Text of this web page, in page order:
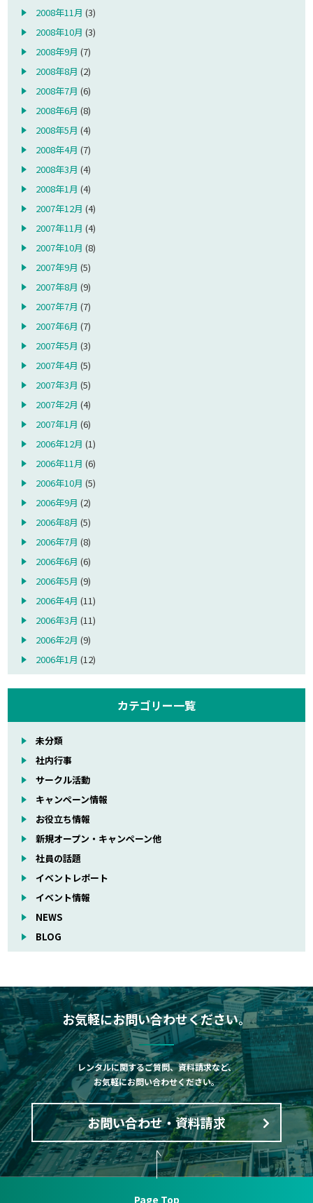
2008年11月 (3)
2008年10月 (3)
2008年9月 (7)
2008年8月 (2)
2008年7月 (6)
2008年6月 (8)
2008年5月 (4)
2008年4月 (7)
2008年3月 (4)
2008年1月 (4)
2007年12月 (4)
2007年11月 (4)
2007年10月 (8)
2007年9月 (5)
2007年8月 (9)
2007年7月 (7)
2007年6月 (7)
2007年5月 (3)
2007年4月 (5)
2007年3月 (5)
2007年2月 (4)
2007年1月 (6)
2006年12月 (1)
2006年11月 (6)
2006年10月 (5)
2006年9月 (2)
2006年8月 (5)
2006年7月 (8)
2006年6月 (6)
2006年5月 (9)
2006年4月 (11)
2006年3月 (11)
2006年2月 (9)
2006年1月 (12)
カテゴリー一覧
未分類
社内行事
サークル活動
キャンペーン情報
お役立ち情報
新規オープン・キャンペーン他
社員の話題
イベントレポート
イベント情報
NEWS
BLOG
お気軽にお問い合わせください。
レンタルに関するご質問、資料請求など、
お気軽にお問い合わせください。
お問い合わせ・資料請求
Page Top